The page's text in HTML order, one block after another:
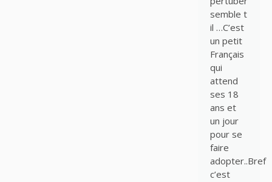
semble t
il …C’est
un petit
Français
qui
attend
ses 18
ans et
un jour
pour se
faire
adopter..Bref
c’est